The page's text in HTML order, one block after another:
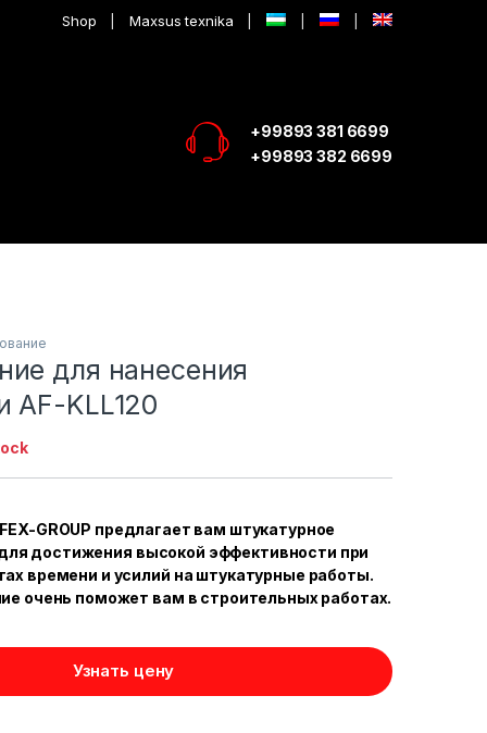
Shop Maxsus texnika
+99893 381 6699
+99893 382 6699
для нанесения
AF-KLL120
GROUP предлагает вам штукатурное
достижения высокой эффективности при
времени и усилий на штукатурные работы.
очень поможет вам в строительных работах.
Узнать цену